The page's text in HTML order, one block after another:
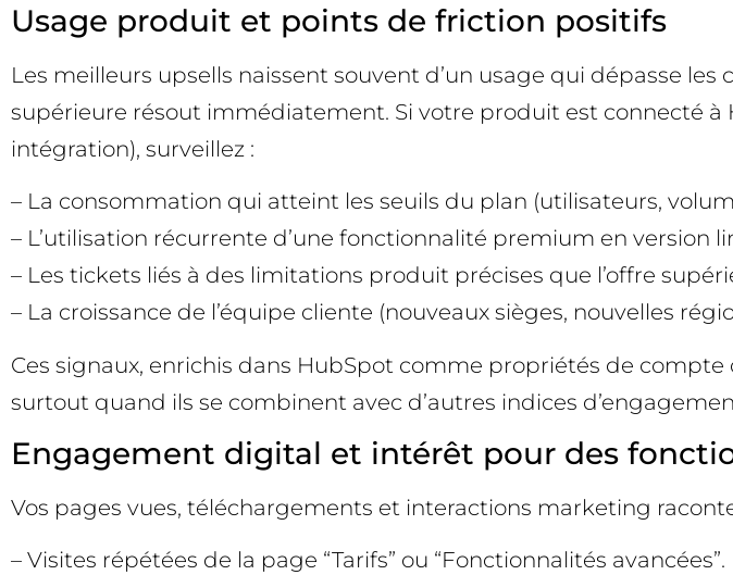
Usage produit et points de friction positifs
Les meilleurs upsells naissent souvent d’un usage qui dépasse
supérieure résout immédiatement. Si votre produit est connecté
intégration), surveillez :
– La consommation qui atteint les seuils du plan (utilisateurs,
– L’utilisation récurrente d’une fonctionnalité premium en version
– Les tickets liés à des limitations produit précises que l’offre
– La croissance de l’équipe cliente (nouveaux sièges, nouvelles
Ces signaux, enrichis dans HubSpot comme propriétés de
surtout quand ils se combinent avec d’autres indices
Engagement digital et intérêt pour des
Vos pages vues, téléchargements et interactions marketing
– Visites répétées de la page “Tarifs” ou “Fonctionnalités avancées”.